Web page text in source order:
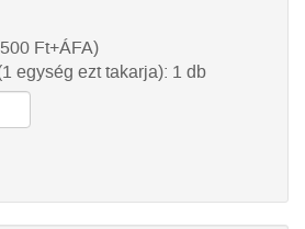
Ft+ÁFA)
egység ezt takarja): 1 db